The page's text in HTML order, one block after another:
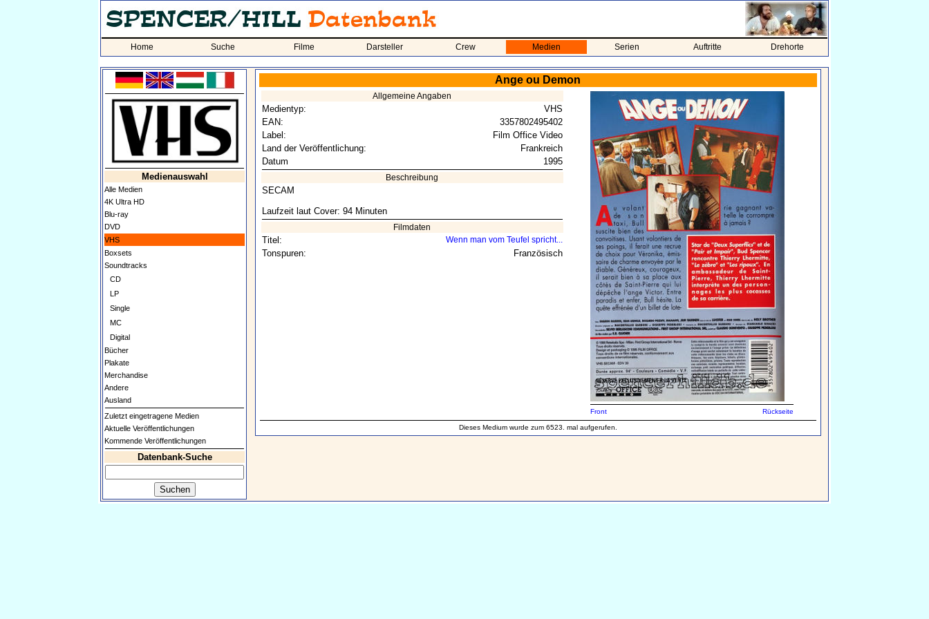
Home Suche Filme Darsteller Crew Medien Serien Auftritte Drehorte
Medienauswahl
Alle Medien
4K Ultra HD
Blu-ray
DVD
VHS
Boxsets
Soundtracks
CD
LP
Single
MC
Digital
Bücher
Plakate
Merchandise
Andere
Ausland
Zuletzt eingetragene Medien
Aktuelle Veröffentlichungen
Kommende Veröffentlichungen
Datenbank-Suche
Ange ou Demon
Allgemeine Angaben
Medientyp:
VHS
EAN:
3357802495402
Label:
Film Office Video
Land der Veröffentlichung:
Frankreich
Datum
1995
Beschreibung
SECAM
Laufzeit laut Cover: 94 Minuten
Filmdaten
Titel: Wenn man vom Teufel spricht...
Tonspuren: Französisch
Front Rückseite
Dieses Medium wurde zum 6523. mal aufgerufen.